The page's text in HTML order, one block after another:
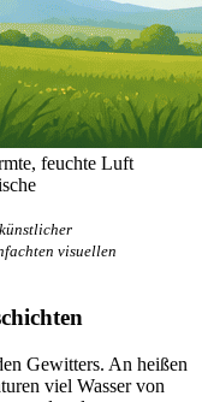
feuchte Luft
visuellen
Gewitters. An heißen
viel Wasser von